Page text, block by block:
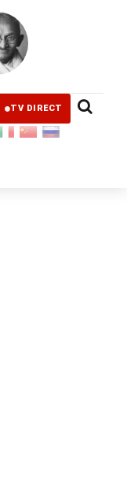
TV DIRECT